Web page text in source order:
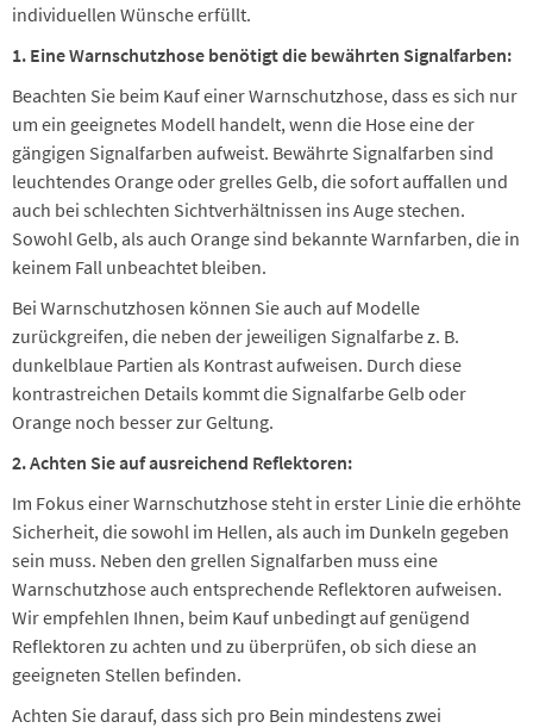
individuellen Wünsche erfüllt.
1. Eine Warnschutzhose benötigt die bewährten Signalfarben:
Beachten Sie beim Kauf einer Warnschutzhose, dass es sich nur
um ein geeignetes Modell handelt, wenn die Hose eine der
gängigen Signalfarben aufweist. Bewährte Signalfarben sind
leuchtendes Orange oder grelles Gelb, die sofort auffallen und
auch bei schlechten Sichtverhältnissen ins Auge stechen.
Sowohl Gelb, als auch Orange sind bekannte Warnfarben, die in
keinem Fall unbeachtet bleiben.
Bei Warnschutzhosen können Sie auch auf Modelle
zurückgreifen, die neben der jeweiligen Signalfarbe z. B.
dunkelblaue Partien als Kontrast aufweisen. Durch diese
kontrastreichen Details kommt die Signalfarbe Gelb oder
Orange noch besser zur Geltung.
2. Achten Sie auf ausreichend Reflektoren:
Im Fokus einer Warnschutzhose steht in erster Linie die erhöhte
Sicherheit, die sowohl im Hellen, als auch im Dunkeln gegeben
sein muss. Neben den grellen Signalfarben muss eine
Warnschutzhose auch entsprechende Reflektoren aufweisen.
Wir empfehlen Ihnen, beim Kauf unbedingt auf genügend
Reflektoren zu achten und zu überprüfen, ob sich diese an
geeigneten Stellen befinden.
Achten Sie darauf, dass sich pro Bein mindestens zwei